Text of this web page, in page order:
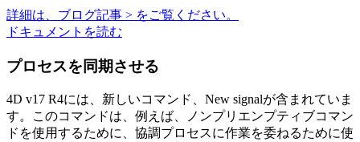
詳細は、ブログ記事 > をご覧ください。
ドキュメントを読む
プロセスを同期させる
4D v17 R4には、新しいコマンド、 New signalが含まれていま
す。このコマンドは、例えば、ノンプリエンプティブコマン
ドを使用するために、協調プロセスに作業を委ねるために使